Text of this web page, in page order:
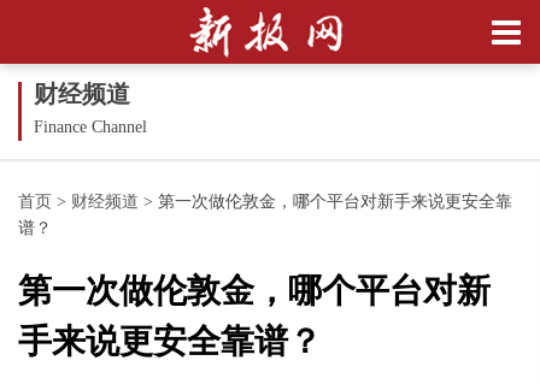
财经频道
Finance Channel
首页 > 财经频道 > 第一次做伦敦金，哪个平台对新手来说更安全靠
谱？
第一次做伦敦金，哪个平台对新
手来说更安全靠谱？